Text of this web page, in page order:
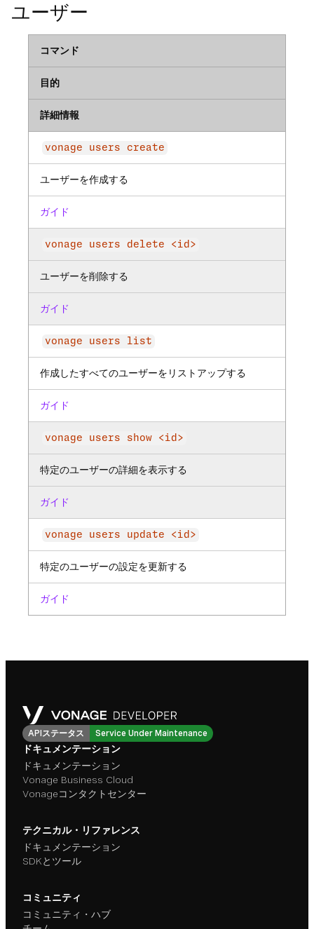
ユーザー
コマンド
目的
詳細情報
vonage users create
ユーザーを作成する
ガイド
vonage users delete <id>
ユーザーを削除する
ガイド
vonage users list
作成したすべてのユーザーをリストアップする
ガイド
vonage users show <id>
特定のユーザーの詳細を表示する
ガイド
vonage users update <id>
特定のユーザーの設定を更新する
ガイド
APIステータス Service Under Maintenance
ドキュメンテーション
ドキュメンテーション
Vonage Business Cloud
Vonageコンタクトセンター
テクニカル・リファレンス
ドキュメンテーション
SDKとツール
コミュニティ
コミュニティ・ハブ